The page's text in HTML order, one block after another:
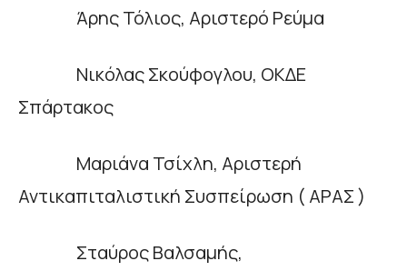
Άρης Τόλιος, Αριστερό Ρεύμα
Νικόλας Σκούφογλου, ΟΚΔΕ
Σπάρτακος
Μαριάνα Τσίχλη, Αριστερή
Αντικαπιταλιστική Συσπείρωση ( ΑΡΑΣ )
Σταύρος Βαλσαμής,